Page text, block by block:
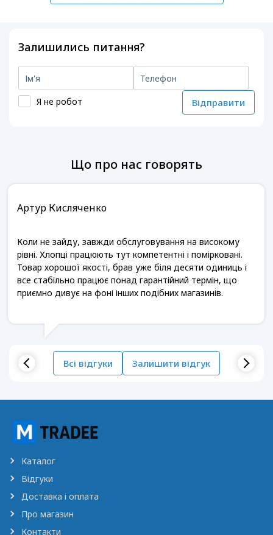
Залишились питання?
Я не робот Відправити
Що про нас говорять
Артур Кисляченко
Коли не зайду, завжди обслуговування на високому
рівні. Хлопці працюють тут компетентні і помірковані.
Товар хорошої якості, брав уже біля десяти одиниць і
все стабільно працює понад гарантійний термін, що
приємно дивує на фоні інших подібних магазинів.
Всі відгуки Залишити відгук
Каталог
Відгуки
Доставка і оплата
Про магазин
Контакти